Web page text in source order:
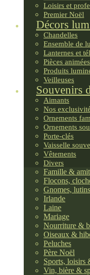
Loisirs et
Premier Noël
Décors
Chandelles
Ensemble de
Lanternes et
Pièces
Produits
Veilleuses
Souvenirs
Aimants
Nos
Ornements
Ornements
Porte-clés
Vaisselle
Vêtements
Divers
Famille &
Flocons,
Gnomes,
Irlande
Laine
Mariage
Nourriture &
Oiseaux &
Peluches
Père Noël
Sports, loisirs
Vin, bière &